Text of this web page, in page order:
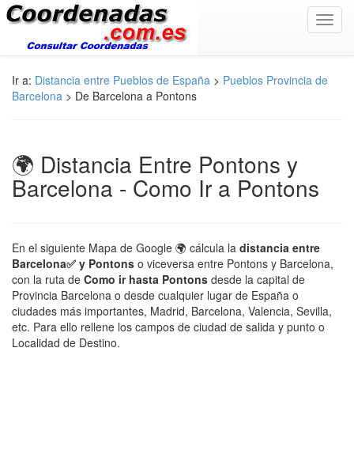
Ir a: Distancia entre Pueblos de España > Pueblos Provincia de
Barcelona > De Barcelona a Pontons
🌍 Distancia Entre Pontons y
Barcelona - Como Ir a Pontons
En el siguiente Mapa de Google 🌍 cálcula la distancia entre
Barcelona✅ y Pontons o viceversa entre Pontons y Barcelona,
con la ruta de Como ir hasta Pontons desde la capital de
Provincia Barcelona o desde cualquier lugar de España o
ciudades más importantes, Madrid, Barcelona, Valencia, Sevilla,
etc. Para ello rellene los campos de ciudad de salida y punto o
Localidad de Destino.